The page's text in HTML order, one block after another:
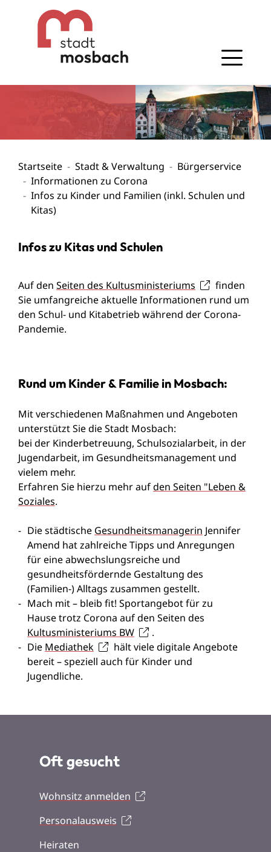
Gehe zum Navigationsbereich
Gehe zum Inhalt
Startseite Stadt & Verwaltung
Bürgerservice
Informationen zu Corona
Infos zu Kinder und Familien (inkl. Schulen und
Kitas)
Infos zu Kitas und Schulen
Auf den Seiten des Kultusministeriums
finden
Sie umfangreiche aktuelle Informationen rund um
den Schul- und Kitabetrieb während der Corona-
Pandemie.
Rund um Kinder & Familie in Mosbach:
Mit verschiedenen Maßnahmen und Angeboten
unterstützt Sie die Stadt Mosbach:
bei der Kinderbetreuung, Schulsozialarbeit, in der
Jugendarbeit, im Gesundheitsmanagement und
vielem mehr.
Erfahren Sie hierzu mehr aufden Seiten "Leben &
Soziales.
Die städtische Gesundheitsmanagerin Jennifer
Amend hat zahlreiche Tipps und Anregungen
für eine abwechslungsreiche und
gesundheitsfördernde Gestaltung des
(Familien-) Alltags zusammen gestellt.
Mach mit – bleib fit! Sportangebot für zu
Hause trotz Corona auf den Seiten des
Kultusministeriums BW
.
Die Mediathek
hält viele digitale Angebote
bereit – speziell auch für Kinder und
Jugendliche.
Oft gesucht
Wohnsitz anmelden
Personalausweis
Heiraten